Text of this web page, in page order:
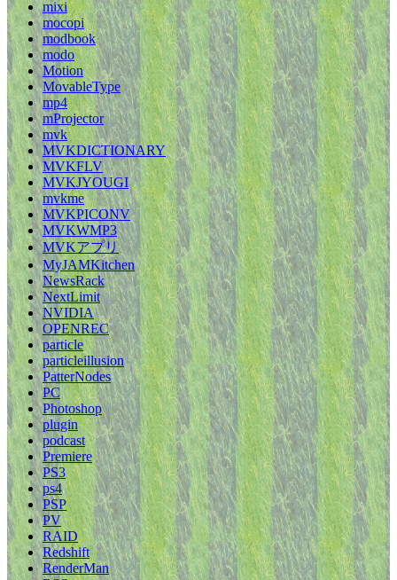
mixi
mocopi
modbook
modo
Motion
MovableType
mp4
mProjector
mvk
MVKDICTIONARY
MVKFLV
MVKJYOUGI
mvkme
MVKPICONV
MVKWMP3
MVKアプリ
MyJAMKitchen
NewsRack
NextLimit
NVIDIA
OPENREC
particle
particleillusion
PatterNodes
PC
Photoshop
plugin
podcast
Premiere
PS3
ps4
PSP
PV
RAID
Redshift
RenderMan